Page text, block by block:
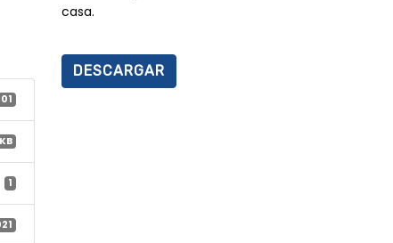
1
casa.
DESCARGAR